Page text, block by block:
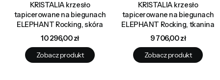
KRISTALIA krzesło
tapicerowane na biegunach
ELEPHANT Rocking, skóra
Cena
10 296,00 zł
Zobacz produkt
KRISTALIA krzesło
tapicerowane na biegunach
ELEPHANT Rocking, tkanina
Cena
9 706,00 zł
Zobacz produkt